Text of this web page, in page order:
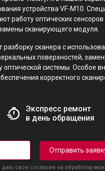
устройства VF-M10.
работу оптических
сканирующего модуля.
сканера с
поверхностей,
системы. Особое
корректного
Экспресс ремонт
в день обращения
Отправить
даю свое согласие на обработку